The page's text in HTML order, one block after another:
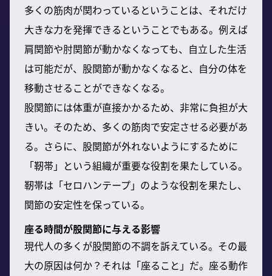
多くの筋肉が関わっているということは、それだけ
大きな力を発揮できるということでもある。例えば
肩関節や肘関節が動かなくなっても、自立した生活
は可能だが、股関節が動かなくなると、自分の体を
移動させることができなくなる。
股関節には体重が直接かかるため、非常に負担が大
きい。そのため、多くの筋肉で安定させる必要があ
る。さらに、股関節が外れないようにするために
「靭帯」という組織が重要な役割を果たしている。
靭帯は「セロハンテープ」のような役割を果たし、
関節の安定性を保っている。
座る時間が股関節に与える影響
現代人の多くが股関節の不調を訴えている。その最
大の原因は何か？それは「座ること」だ。座る動作